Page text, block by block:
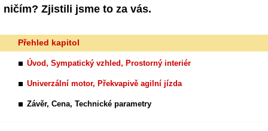
ničím? Zjistili jsme to za vás.
Přehled kapitol
Úvod, Sympatický vzhled, Prostorný interiér
Univerzální motor, Překvapivě agilní jízda
Závěr, Cena, Technické parametry